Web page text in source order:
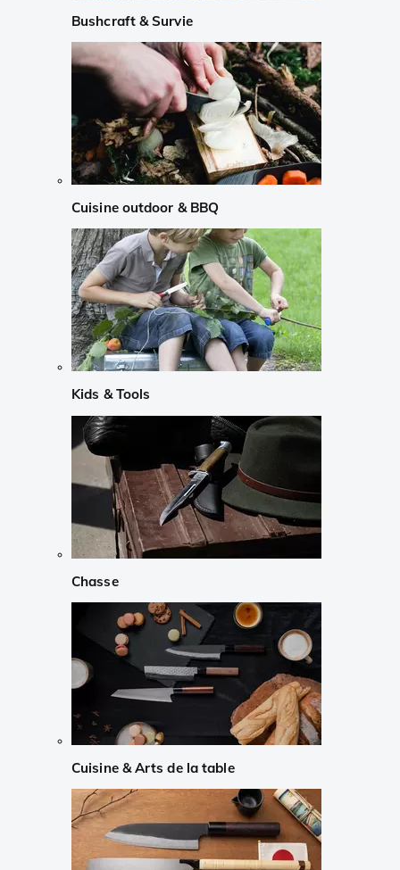
Bushcraft & Survie
Cuisine outdoor & BBQ
Kids & Tools
Chasse
Cuisine & Arts de la table